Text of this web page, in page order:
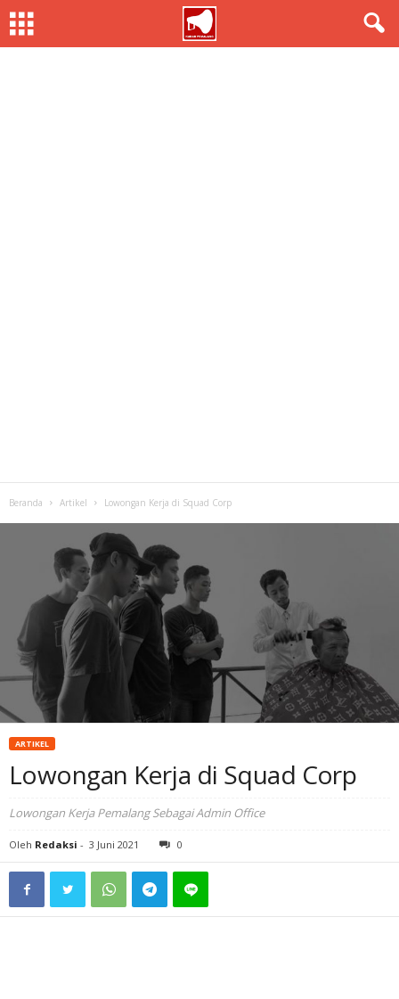
Beranda Artikel Lowongan Kerja di Squad Corp
ARTIKEL
Lowongan Kerja di Squad Corp
Lowongan Kerja Pemalang Sebagai Admin Office
Oleh Redaksi - 3 Juni 2021 0